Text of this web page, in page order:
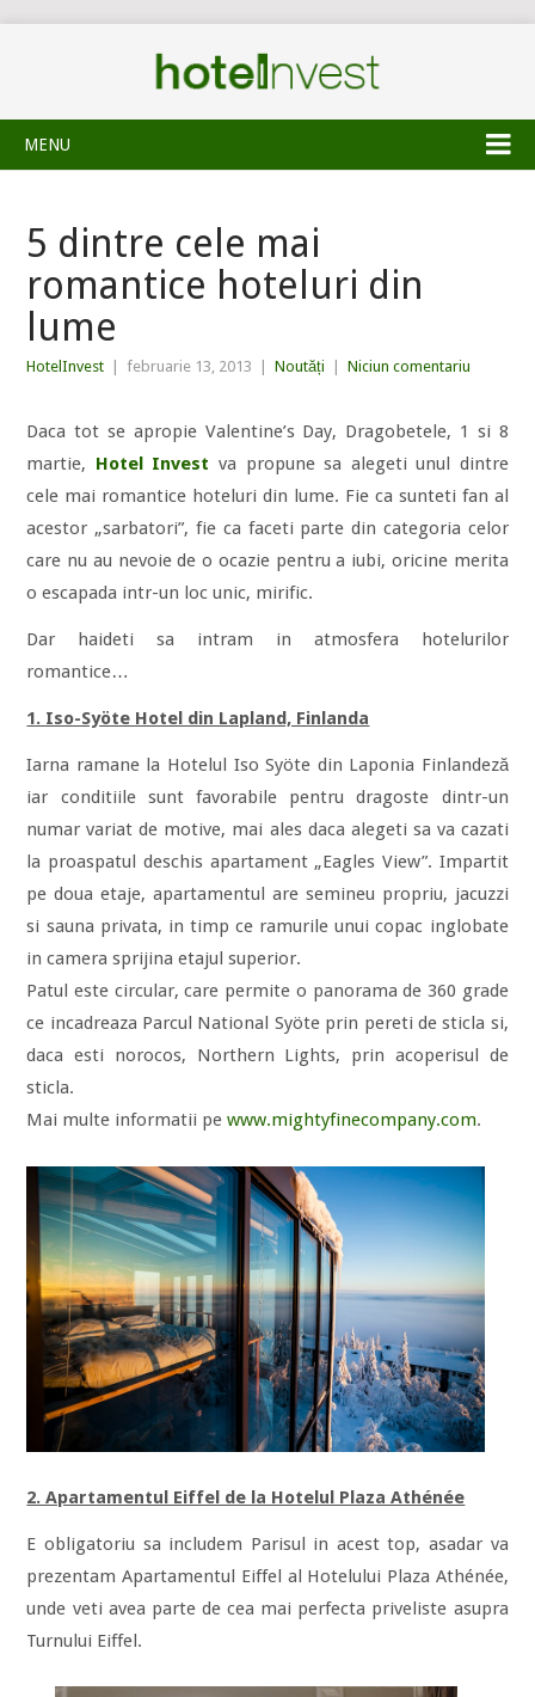
MENU
5 dintre cele mai
romantice hoteluri din
lume
HotelInvest februarie 13, 2013 Noutăți Niciun comentariu
Daca tot se apropie Valentine’s Day, Dragobetele, 1 si 8
martie, Hotel Invest va propune sa alegeti unul dintre
cele mai romantice hoteluri din lume. Fie ca sunteti fan al
acestor „sarbatori”, fie ca faceti parte din categoria celor
care nu au nevoie de o ocazie pentru a iubi, oricine merita
o escapada intr-un loc unic, mirific.
Dar haideti sa intram in atmosfera hotelurilor
romantice…
1. Iso-Syöte Hotel din Lapland, Finlanda
Iarna ramane la Hotelul Iso Syöte din Laponia Finlandeză
iar conditiile sunt favorabile pentru dragoste dintr-un
numar variat de motive, mai ales daca alegeti sa va cazati
la proaspatul deschis apartament „Eagles View”. Impartit
pe doua etaje, apartamentul are semineu propriu, jacuzzi
si sauna privata, in timp ce ramurile unui copac inglobate
in camera sprijina etajul superior.
Patul este circular, care permite o panorama de 360 grade
ce incadreaza Parcul National Syöte prin pereti de sticla si,
daca esti norocos, Northern Lights, prin acoperisul de
sticla.
Mai multe informatii pewww.mightyfinecompany.com.
2. Apartamentul Eiffel de la Hotelul Plaza Athénée
E obligatoriu sa includem Parisul in acest top, asadar va
prezentam Apartamentul Eiffel al Hotelului Plaza Athénée,
unde veti avea parte de cea mai perfecta priveliste asupra
Turnului Eiffel.